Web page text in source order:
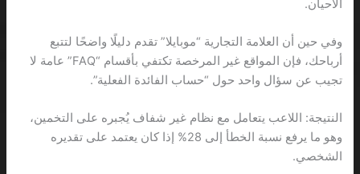
الأحيان.
وفي حين أن العلامة التجارية “موبايلا” تقدم دليلًا واضحًا لتتبع
أرباحك، فإن المواقع غير المرخصة تكتفي بأقسام “FAQ” عامة لا
تجيب عن سؤال واحد حول “حساب الفائدة الفعلية”.
النتيجة: اللاعب يتعامل مع نظام غير شفاف يُجبره على التخمين،
وهو ما يرفع نسبة الخطأ إلى 28% إذا كان يعتمد على تقديره
الشخصي.